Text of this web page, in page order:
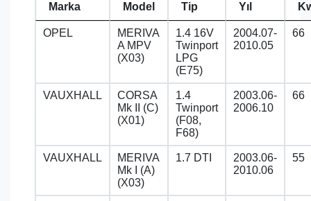
Marka Model Tip Yıl
OPEL
MERIVA
A MPV
(X03)
1.4 16V
Twinport
LPG
(E75)
2004.07-
2010.05
66
VAUXHALL
CORSA
Mk II (C)
(X01)
1.4
Twinport
(F08,
F68)
2003.06-
2006.10
66
VAUXHALL
MERIVA
Mk I (A)
(X03)
1.7 DTI
2003.06-
2010.06
55